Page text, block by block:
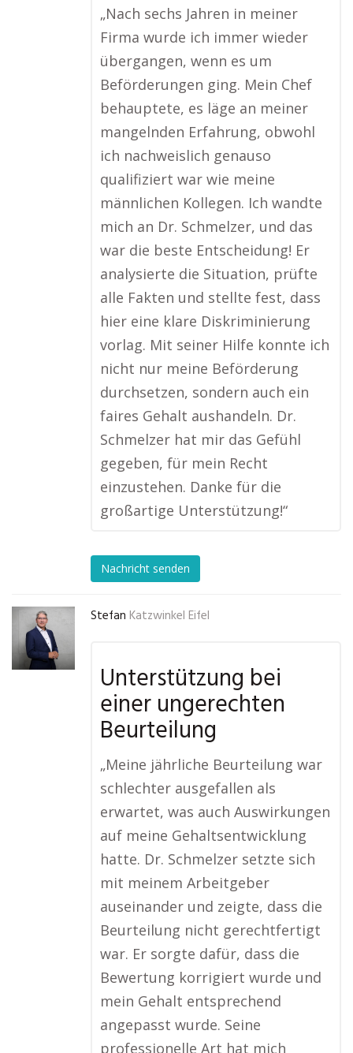
„Nach sechs Jahren in meiner
Firma wurde ich immer wieder
übergangen, wenn es um
Beförderungen ging. Mein Chef
behauptete, es läge an meiner
mangelnden Erfahrung, obwohl
ich nachweislich genauso
qualifiziert war wie meine
männlichen Kollegen. Ich wandte
mich an Dr. Schmelzer, und das
war die beste Entscheidung! Er
analysierte die Situation, prüfte
alle Fakten und stellte fest, dass
hier eine klare Diskriminierung
vorlag. Mit seiner Hilfe konnte ich
nicht nur meine Beförderung
durchsetzen, sondern auch ein
faires Gehalt aushandeln. Dr.
Schmelzer hat mir das Gefühl
gegeben, für mein Recht
einzustehen. Danke für die
großartige Unterstützung!“
Nachricht senden
Stefan Katzwinkel Eifel
Unterstützung bei
einer ungerechten
Beurteilung
„Meine jährliche Beurteilung war
schlechter ausgefallen als
erwartet, was auch Auswirkungen
auf meine Gehaltsentwicklung
hatte. Dr. Schmelzer setzte sich
mit meinem Arbeitgeber
auseinander und zeigte, dass die
Beurteilung nicht gerechtfertigt
war. Er sorgte dafür, dass die
Bewertung korrigiert wurde und
mein Gehalt entsprechend
angepasst wurde. Seine
professionelle Art hat mich